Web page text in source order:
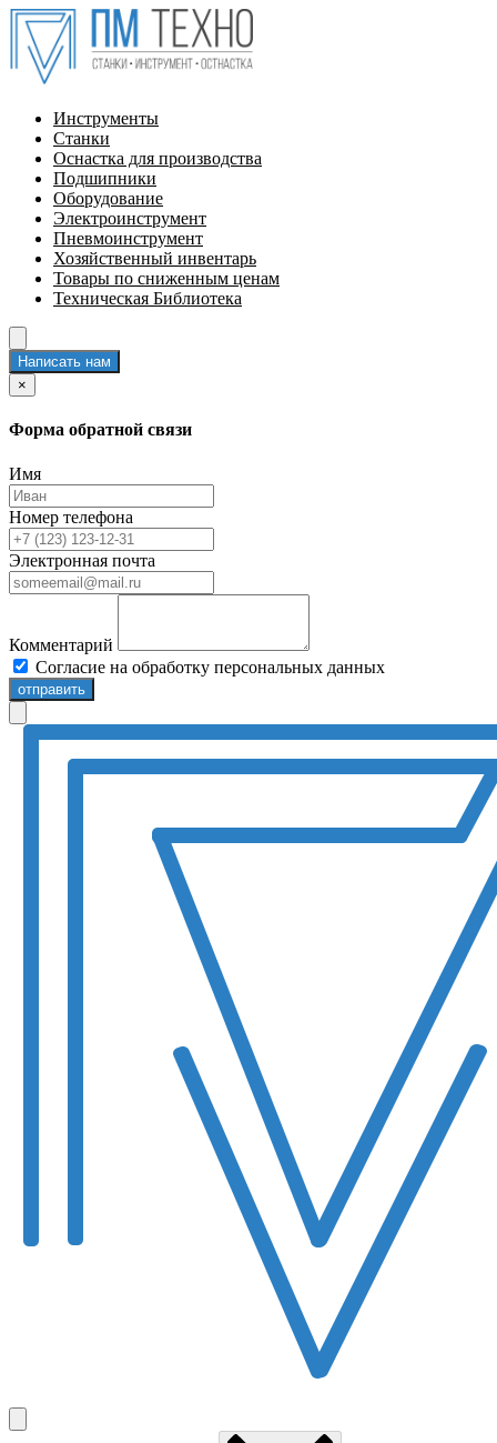
Инструменты
Станки
Оснастка для производства
Подшипники
Оборудование
Электроинструмент
Пневмоинструмент
Хозяйственный инвентарь
Товары по сниженным ценам
Техническая Библиотека
Написать нам
×
Форма обратной связи
Имя
Номер телефона
Электронная почта
Комментарий
Согласие на обработку персональных данных
отправить